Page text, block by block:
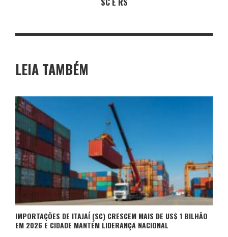
LEIA TAMBÉM
IMPORTAÇÕES DE ITAJAÍ (SC) CRESCEM MAIS DE US$ 1 BILHÃO
EM 2026 E CIDADE MANTÉM LIDERANÇA NACIONAL